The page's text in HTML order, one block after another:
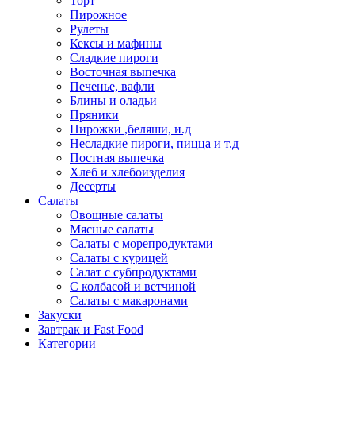
Пирожное
Рулеты
Кексы и мафины
Сладкие пироги
Восточная выпечка
Печенье, вафли
Блины и оладьи
Пряники
Пирожки ,беляши, и.д
Несладкие пироги, пицца и т.д
Постная выпечка
Хлеб и хлебоизделия
Десерты
Салаты
Овощные салаты
Мясные салаты
Салаты с морепродуктами
Салаты с курицей
Салат с субпродуктами
С колбасой и ветчиной
Салаты с макаронами
Закуски
Завтрак и Fast Food
Категории